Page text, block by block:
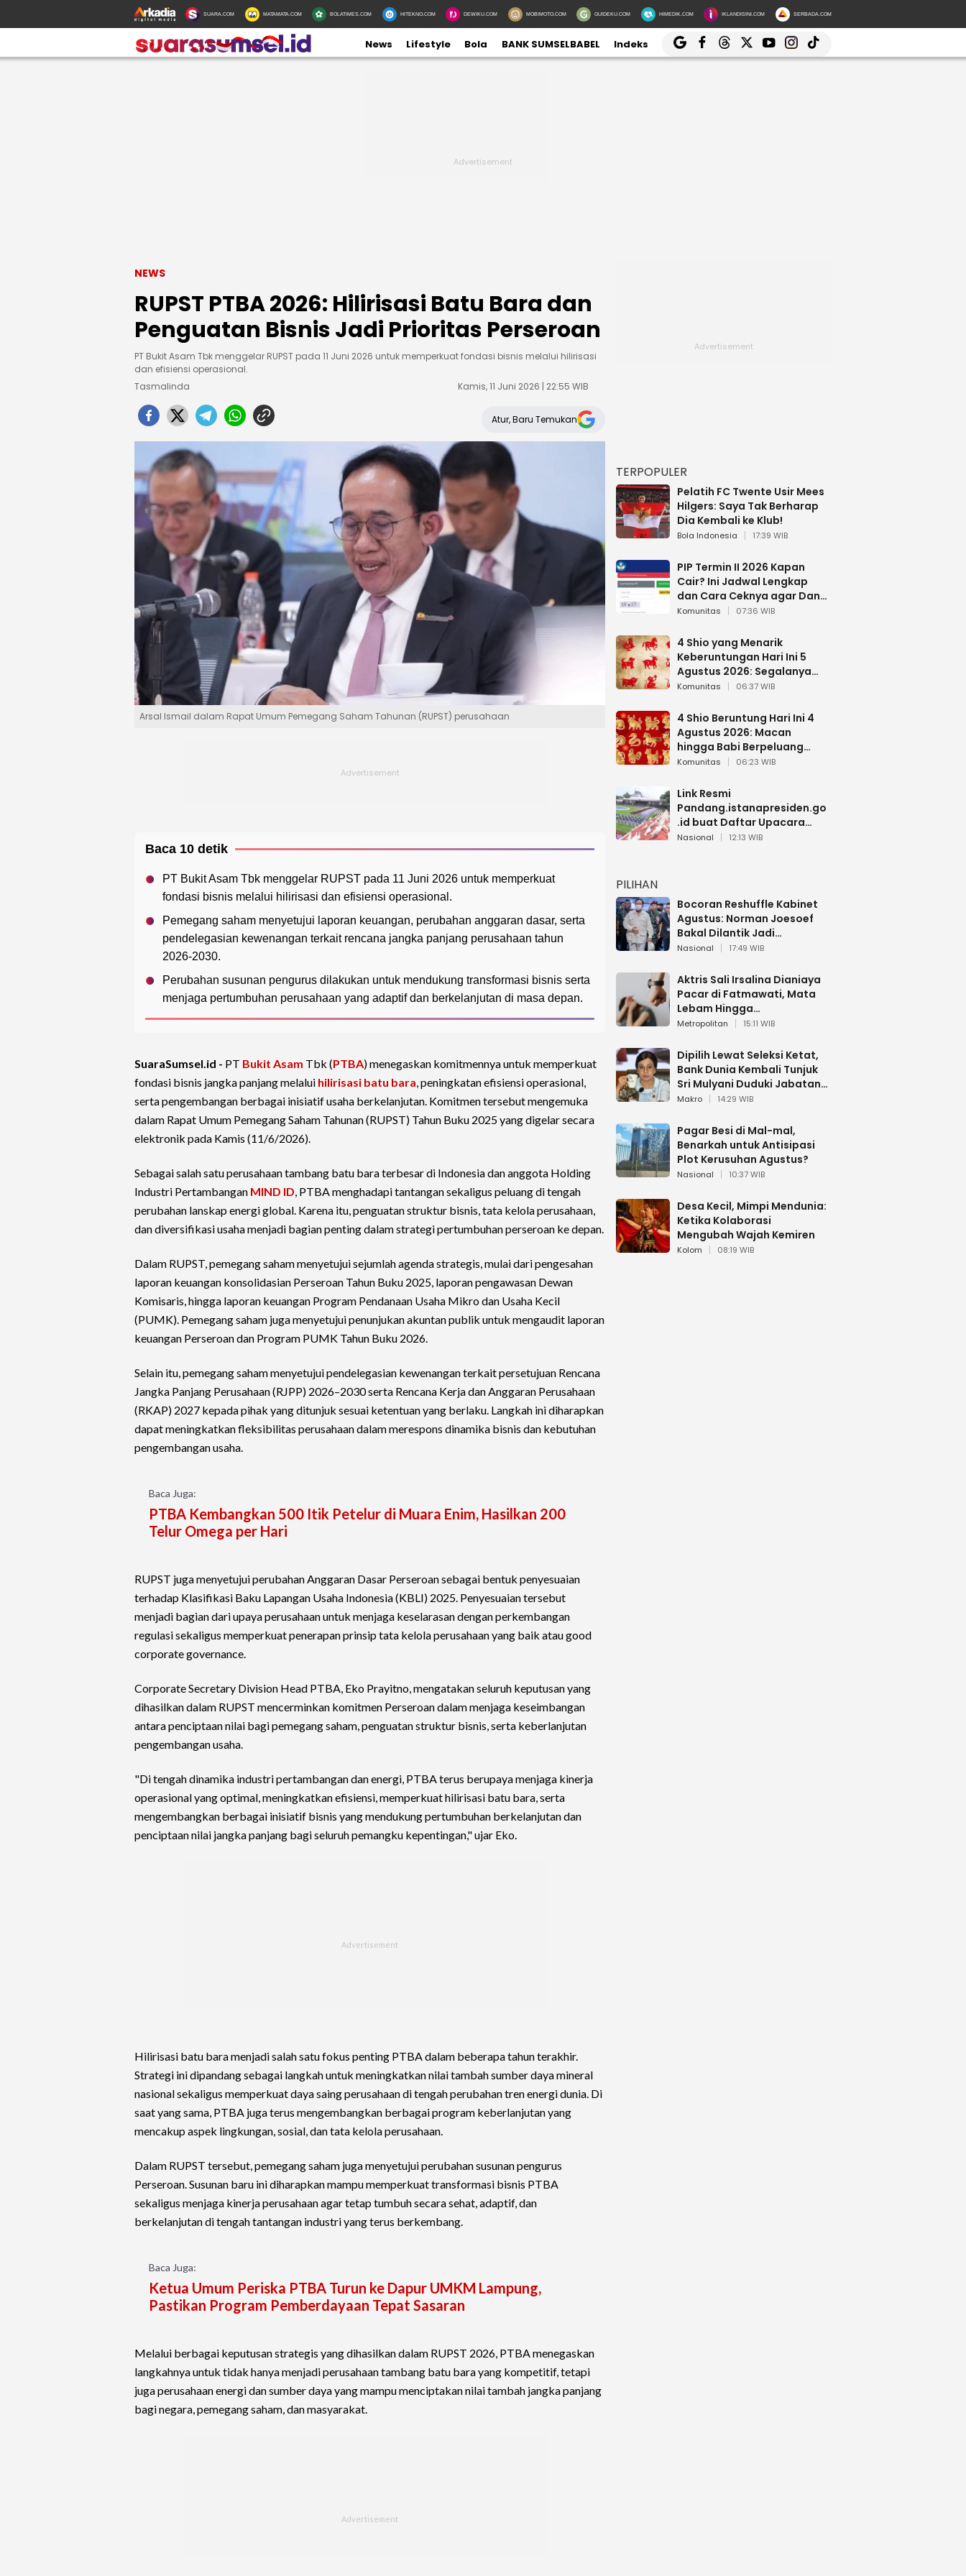
SUARA.COM MATAMATA.COM BOLATIMES.COM HITEKNO.COM DEWIKU.COM MOBIMOTO.COM GUIDEKU.COM HIMEDIK.COM IKLANDISINI.COM SERBADA.COM
News Lifestyle Bola BANK SUMSELBABEL Indeks
NEWS
RUPST PTBA 2026: Hilirisasi Batu Bara dan
Penguatan Bisnis Jadi Prioritas Perseroan
PT Bukit Asam Tbk menggelar RUPST pada 11 Juni 2026 untuk memperkuat fondasi bisnis melalui hilirisasi
dan efisiensi operasional.
Tasmalinda
Kamis, 11 Juni 2026 | 22:55 WIB
Atur, Baru Temukan
Arsal Ismail dalam Rapat Umum Pemegang Saham Tahunan (RUPST) perusahaan
Baca 10 detik
PT Bukit Asam Tbk menggelar RUPST pada 11 Juni 2026 untuk memperkuat
fondasi bisnis melalui hilirisasi dan efisiensi operasional.
Pemegang saham menyetujui laporan keuangan, perubahan anggaran dasar, serta
pendelegasian kewenangan terkait rencana jangka panjang perusahaan tahun
2026-2030.
Perubahan susunan pengurus dilakukan untuk mendukung transformasi bisnis serta
menjaga pertumbuhan perusahaan yang adaptif dan berkelanjutan di masa depan.
SuaraSumsel.id - PT Bukit Asam Tbk (PTBA) menegaskan komitmennya untuk memperkuat
fondasi bisnis jangka panjang melalui hilirisasi batu bara, peningkatan efisiensi operasional,
serta pengembangan berbagai inisiatif usaha berkelanjutan. Komitmen tersebut mengemuka
dalam Rapat Umum Pemegang Saham Tahunan (RUPST) Tahun Buku 2025 yang digelar secara
elektronik pada Kamis (11/6/2026).
Sebagai salah satu perusahaan tambang batu bara terbesar di Indonesia dan anggota Holding
Industri Pertambangan MIND ID, PTBA menghadapi tantangan sekaligus peluang di tengah
perubahan lanskap energi global. Karena itu, penguatan struktur bisnis, tata kelola perusahaan,
dan diversifikasi usaha menjadi bagian penting dalam strategi pertumbuhan perseroan ke depan.
Dalam RUPST, pemegang saham menyetujui sejumlah agenda strategis, mulai dari pengesahan
laporan keuangan konsolidasian Perseroan Tahun Buku 2025, laporan pengawasan Dewan
Komisaris, hingga laporan keuangan Program Pendanaan Usaha Mikro dan Usaha Kecil
(PUMK). Pemegang saham juga menyetujui penunjukan akuntan publik untuk mengaudit laporan
keuangan Perseroan dan Program PUMK Tahun Buku 2026.
Selain itu, pemegang saham menyetujui pendelegasian kewenangan terkait persetujuan Rencana
Jangka Panjang Perusahaan (RJPP) 2026–2030 serta Rencana Kerja dan Anggaran Perusahaan
(RKAP) 2027 kepada pihak yang ditunjuk sesuai ketentuan yang berlaku. Langkah ini diharapkan
dapat meningkatkan fleksibilitas perusahaan dalam merespons dinamika bisnis dan kebutuhan
pengembangan usaha.
Baca Juga:
PTBA Kembangkan 500 Itik Petelur di Muara Enim, Hasilkan 200
Telur Omega per Hari
RUPST juga menyetujui perubahan Anggaran Dasar Perseroan sebagai bentuk penyesuaian
terhadap Klasifikasi Baku Lapangan Usaha Indonesia (KBLI) 2025. Penyesuaian tersebut
menjadi bagian dari upaya perusahaan untuk menjaga keselarasan dengan perkembangan
regulasi sekaligus memperkuat penerapan prinsip tata kelola perusahaan yang baik atau good
corporate governance.
Corporate Secretary Division Head PTBA, Eko Prayitno, mengatakan seluruh keputusan yang
dihasilkan dalam RUPST mencerminkan komitmen Perseroan dalam menjaga keseimbangan
antara penciptaan nilai bagi pemegang saham, penguatan struktur bisnis, serta keberlanjutan
pengembangan usaha.
"Di tengah dinamika industri pertambangan dan energi, PTBA terus berupaya menjaga kinerja
operasional yang optimal, meningkatkan efisiensi, memperkuat hilirisasi batu bara, serta
mengembangkan berbagai inisiatif bisnis yang mendukung pertumbuhan berkelanjutan dan
penciptaan nilai jangka panjang bagi seluruh pemangku kepentingan," ujar Eko.
Hilirisasi batu bara menjadi salah satu fokus penting PTBA dalam beberapa tahun terakhir.
Strategi ini dipandang sebagai langkah untuk meningkatkan nilai tambah sumber daya mineral
nasional sekaligus memperkuat daya saing perusahaan di tengah perubahan tren energi dunia. Di
saat yang sama, PTBA juga terus mengembangkan berbagai program keberlanjutan yang
mencakup aspek lingkungan, sosial, dan tata kelola perusahaan.
Dalam RUPST tersebut, pemegang saham juga menyetujui perubahan susunan pengurus
Perseroan. Susunan baru ini diharapkan mampu memperkuat transformasi bisnis PTBA
sekaligus menjaga kinerja perusahaan agar tetap tumbuh secara sehat, adaptif, dan
berkelanjutan di tengah tantangan industri yang terus berkembang.
Baca Juga:
Ketua Umum Periska PTBA Turun ke Dapur UMKM Lampung,
Pastikan Program Pemberdayaan Tepat Sasaran
Melalui berbagai keputusan strategis yang dihasilkan dalam RUPST 2026, PTBA menegaskan
langkahnya untuk tidak hanya menjadi perusahaan tambang batu bara yang kompetitif, tetapi
juga perusahaan energi dan sumber daya yang mampu menciptakan nilai tambah jangka panjang
bagi negara, pemegang saham, dan masyarakat.
TERPOPULER
Pelatih FC Twente Usir Mees
Hilgers: Saya Tak Berharap
Dia Kembali ke Klub!
Bola Indonesia 17:39 WIB
PIP Termin II 2026 Kapan
Cair? Ini Jadwal Lengkap
dan Cara Ceknya agar Dana
Tidak Hangus!
Komunitas 07:36 WIB
4 Shio yang Menarik
Keberuntungan Hari Ini 5
Agustus 2026: Segalanya
Berjalan Lancar
Komunitas 06:37 WIB
4 Shio Beruntung Hari Ini 4
Agustus 2026: Macan
hingga Babi Berpeluang
Dapat Kabar Baik
Komunitas 06:23 WIB
Link Resmi
Pandang.istanapresiden.go
.id buat Daftar Upacara
Bendera HUT RI di Istana
Nasional 12:13 WIB
PILIHAN
Bocoran Reshuffle Kabinet
Agustus: Norman Joesoef
Bakal Dilantik Jadi
Wamenhan RI
Nasional 17:49 WIB
Aktris Sali Irsalina Dianiaya
Pacar di Fatmawati, Mata
Lebam Hingga
Diselamatkan Polantas
Metropolitan 15:11 WIB
Dipilih Lewat Seleksi Ketat,
Bank Dunia Kembali Tunjuk
Sri Mulyani Duduki Jabatan
Strategis
Makro 14:29 WIB
Pagar Besi di Mal-mal,
Benarkah untuk Antisipasi
Plot Kerusuhan Agustus?
Nasional 10:37 WIB
Desa Kecil, Mimpi Mendunia:
Ketika Kolaborasi
Mengubah Wajah Kemiren
Kolom 08:19 WIB